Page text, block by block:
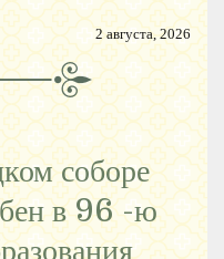
2 августа, 2026
соборе
в 96 -ю